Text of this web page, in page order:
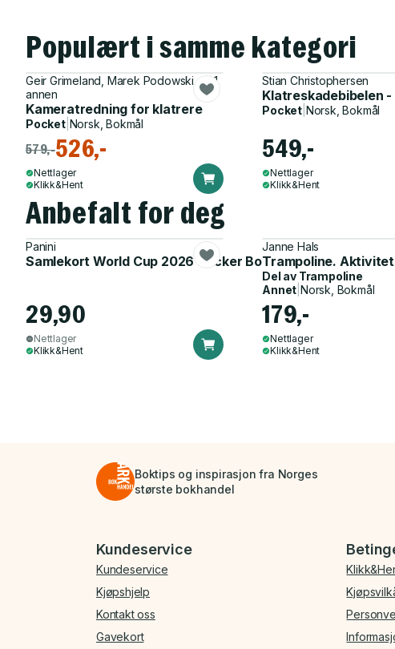
Populært i samme kategori
Geir Grimeland, Marek Podowski og 1
annen
Kameratredning for klatrere
Pocket| Norsk, Bokmål
579,-526,-
Nettlager
Klikk&Hent
Stian Christophersen
Klatreskadebibelen
Pocket| Norsk, Bokmål
549,-
Nettlager
Klikk&Hent
Anbefalt for deg
Panini
Samlekort World Cup 2026 Sticker Booster
29,90
Nettlager
Klikk&Hent
Janne Hals
Trampoline.
Del av Trampoline
Annet Norsk, Bokmål
179,-
Nettlager
Klikk&Hent
Boktips og inspirasjon fra Norges
største bokhandel
Bunnmeny
Kundeservice
Kundeservice
Kjøpshjelp
Kontakt oss
Gavekort